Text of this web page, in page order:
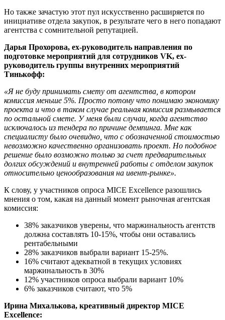
Но также зачастую этот пул искусственно расширяется по
инициативе отдела закупок, в результате чего в него попадают
агентства с сомнительной репутацией.
Дарья Прохорова, ex-руководитель направления по
подготовке мероприятий для сотрудников VK, ex-
руководитель группы внутренних мероприятий
Тинькофф:
«Я не буду принимать смету от агентства, в котором
комиссия меньше 5%. Просто потому что понимаю экономику
проекта и что в таком случае реальная комиссия размывается
по остальной смете. У меня были случаи, когда агентство
исключалось из тендера по причине демпинга. Мне как
специалисту было очевидно, что с обозначенной стоимостью
невозможно качественно организовать проект. Но подобное
решение было возможно только за счет предварительных
долгих обсуждений и внутренней работы с отделом закупок
относительно ценообразования на ивент-рынке».
К слову, у участников опроса MICE Excellence разошлись
мнения о том, какая на данный момент рыночная агентская
комиссия:
38% заказчиков уверены, что маржинальность агентств
должна составлять 10-15%, чтобы они оставались
рентабельными
28% заказчиков выбрали вариант 15-25%.
16% считают адекватной в текущих условиях
маржинальность в 30%
12% участников опроса выбрали вариант 10%
6% заказчиков считают, что 5%
Ирина Михалькова, креативный директор MICE
Excellence: